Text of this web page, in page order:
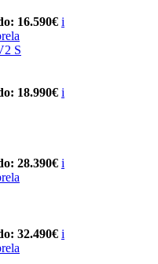
16.590€ i
S
18.990€ i
28.390€ i
32.490€ i